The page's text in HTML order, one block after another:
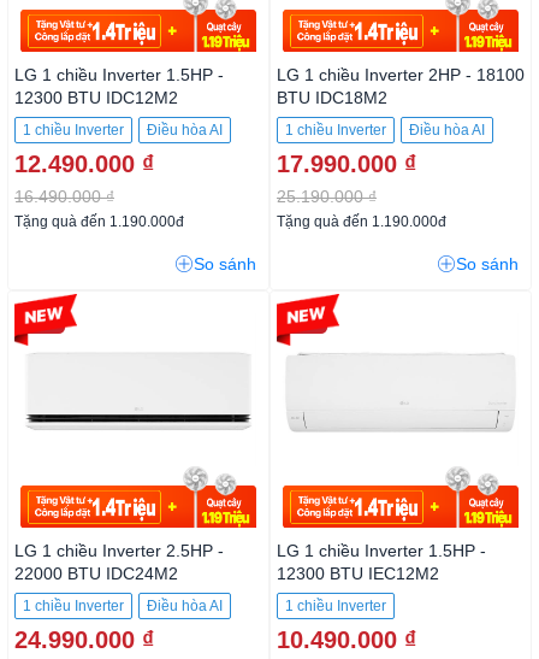
LG 1 chiều Inverter 1.5HP -
12300 BTU IDC12M2
1 chiều Inverter Điều hòa AI
12.490.000 ₫
16.490.000 ₫
Tặng quà đến 1.190.000đ
So sánh
LG 1 chiều Inverter 2HP - 18100
BTU IDC18M2
1 chiều Inverter Điều hòa AI
17.990.000 ₫
25.190.000 ₫
Tặng quà đến 1.190.000đ
So sánh
LG 1 chiều Inverter 2.5HP -
22000 BTU IDC24M2
1 chiều Inverter Điều hòa AI
24.990.000 ₫
-28%
LG 1 chiều Inverter 1.5HP -
12300 BTU IEC12M2
1 chiều Inverter
10.490.000 ₫
-26%